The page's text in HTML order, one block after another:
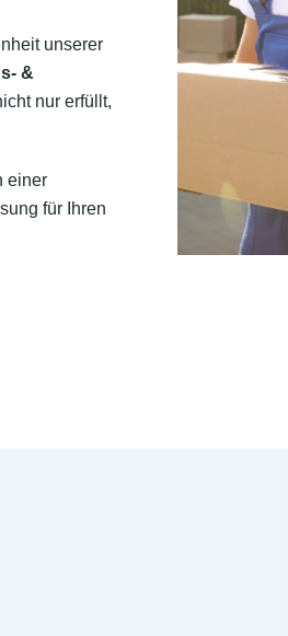
unserer
&
nur erfüllt,
einer
für Ihren